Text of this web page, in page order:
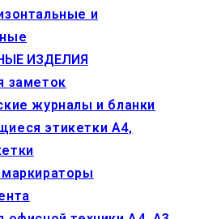
и
ИЗДЕЛИЯ
заметок
журналы и бланки
этикетки А4,